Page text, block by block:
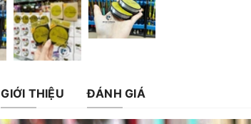
GIỚI THIỆU ĐÁNH GIÁ